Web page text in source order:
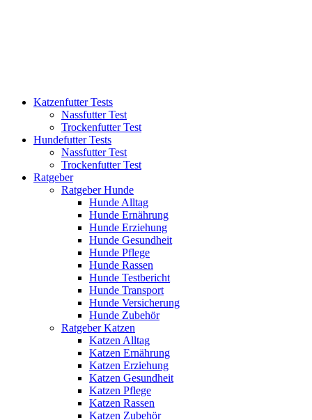
Katzenfutter Tests
Nassfutter Test
Trockenfutter Test
Hundefutter Tests
Nassfutter Test
Trockenfutter Test
Ratgeber
Ratgeber Hunde
Hunde Alltag
Hunde Ernährung
Hunde Erziehung
Hunde Gesundheit
Hunde Pflege
Hunde Rassen
Hunde Testbericht
Hunde Transport
Hunde Versicherung
Hunde Zubehör
Ratgeber Katzen
Katzen Alltag
Katzen Ernährung
Katzen Erziehung
Katzen Gesundheit
Katzen Pflege
Katzen Rassen
Katzen Zubehör